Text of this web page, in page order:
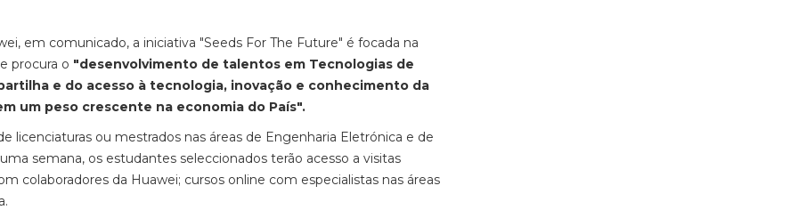
em comunicado, a iniciativa "Seeds For The Future" é focada na
procura o "desenvolvimento de talentos em Tecnologias de
e do acesso à tecnologia, inovação e conhecimento da
um peso crescente na economia do País".
licenciaturas ou mestrados nas áreas de Engenharia Eletrónica e de
semana, os estudantes seleccionados terão acesso a visitas
colaboradores da Huawei; cursos online com especialistas nas áreas